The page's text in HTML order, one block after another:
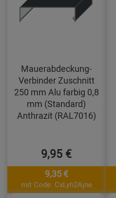
Mauerabdeckung-
Verbinder Zuschnitt
250 mm Alu farbig 0,8
mm (Standard)
Anthrazit (RAL7016)
9,95 €
9,35 €
mit Code: CxLyh2Ajne